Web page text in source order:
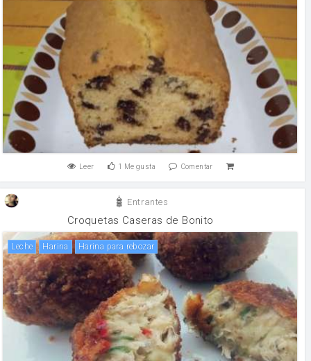
Leer 1 Me gusta Comentar
Entrantes
Croquetas Caseras de Bonito
leche harina Harina para rebozar